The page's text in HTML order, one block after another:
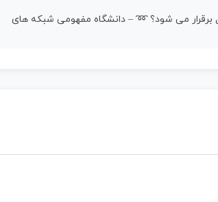
می شود؟ ➿ – دانشگاه مفهومی شبکه های